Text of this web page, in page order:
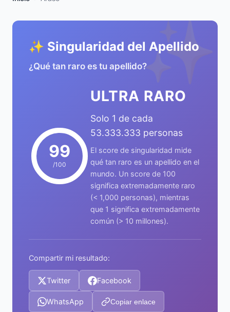
✨
✨ Singularidad del Apellido
¿Qué tan raro es tu apellido?
99
/100
ULTRA RARO
Solo 1 de cada
53.333.333 personas
El score de singularidad mide
qué tan raro es un apellido en el
mundo. Un score de 100
significa extremadamente raro
(< 1,000 personas), mientras
que 1 significa extremadamente
común (> 10 millones).
Compartir mi resultado:
Twitter Facebook
WhatsApp Copiar enlace